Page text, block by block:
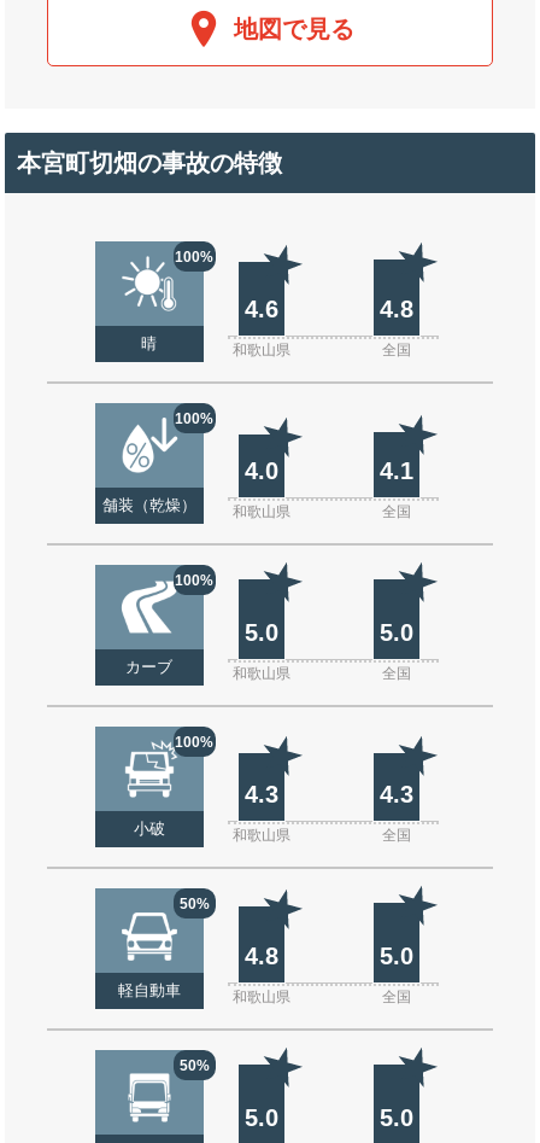
地図で見る
本宮町切畑の事故の特徴
100%
晴
4.6 4.8
和歌山県 全国
100%
舗装（乾燥）
4.0 4.1
和歌山県 全国
100%
カーブ
5.0 5.0
和歌山県 全国
100%
小破
4.3 4.3
和歌山県 全国
50%
軽自動車
4.8 5.0
和歌山県 全国
50%
5.0 5.0